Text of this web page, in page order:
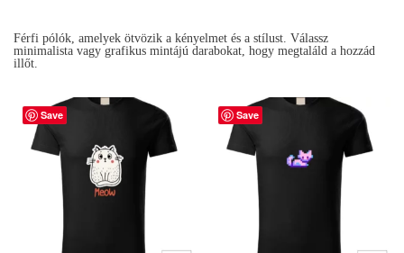
Férfi pólók, amelyek ötvözik a kényelmet és a stílust. Válassz
minimalista vagy grafikus mintájú darabokat, hogy megtaláld a hozzád
illőt.
Save Save